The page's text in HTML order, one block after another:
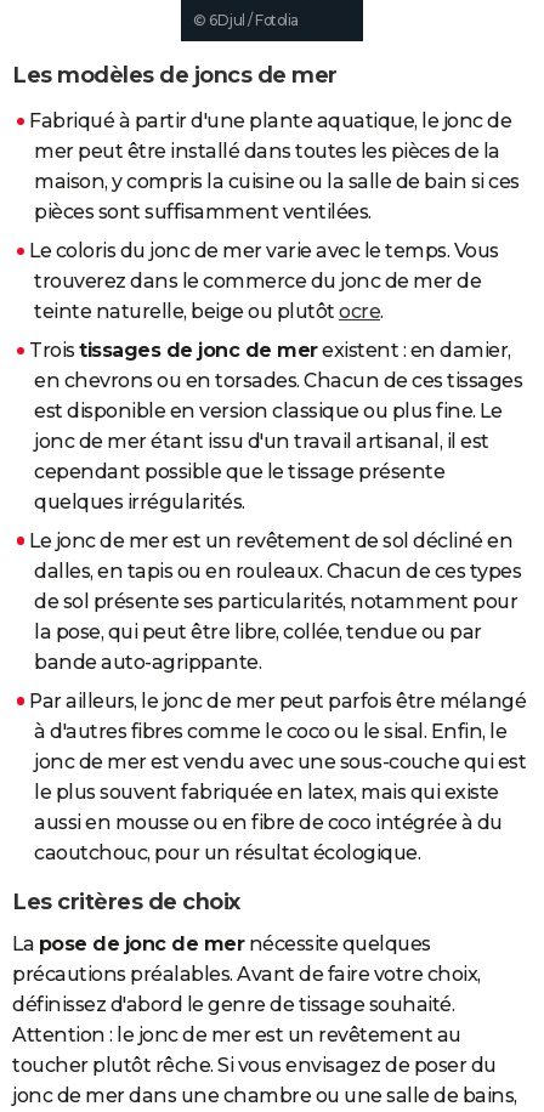
GUIDES D'ACHAT
BONS PLANS
CARTE DE VOEUX
Carte de Noël
Carte Bonne année
Carte Saint-Valentin
Carte Pâques
Carte d'anniversaire
DICTIONNAIRE
PROGRAMME TV
COPAINS D'AVANT
S'inscrire
Se connecter
Primaires
Universités
Entreprises
Service militaire
Avis de recherche
AVIS DE DÉCÈS
FORUM
Bricolage
Lifestyle
Culture
Sport
Auto
Television
Voyage
Cinema
© 6Djul / Fotolia
Les modèles de joncs de mer
Fabriqué à partir d'une plante aquatique, le jonc de
mer peut être installé dans toutes les pièces de la
maison, y compris la cuisine ou la salle de bain si ces
pièces sont suffisamment ventilées.
Le coloris du jonc de mer varie avec le temps. Vous
trouverez dans le commerce du jonc de mer de
teinte naturelle, beige ou plutôt ocre.
Troistissages de jonc de merexistent : en damier,
en chevrons ou en torsades. Chacun de ces tissages
est disponible en version classique ou plus fine. Le
jonc de mer étant issu d'un travail artisanal, il est
cependant possible que le tissage présente
quelques irrégularités.
Le jonc de mer est un revêtement de sol décliné en
dalles, en tapis ou en rouleaux. Chacun de ces types
de sol présente ses particularités, notamment pour
la pose, qui peut être libre, collée, tendue ou par
bande auto-agrippante.
Par ailleurs, le jonc de mer peut parfois être mélangé
à d'autres fibres comme le coco ou le sisal. Enfin, le
jonc de mer est vendu avec une sous-couche qui est
le plus souvent fabriquée en latex, mais qui existe
aussi en mousse ou en fibre de coco intégrée à du
caoutchouc, pour un résultat écologique.
Les critères de choix
La pose de jonc de mernécessite quelques
précautions préalables. Avant de faire votre choix,
définissez d'abord le genre de tissage souhaité.
Attention : le jonc de mer est un revêtement au
toucher plutôt rêche. Si vous envisagez de poser du
jonc de mer dans une chambre ou une salle de bains,